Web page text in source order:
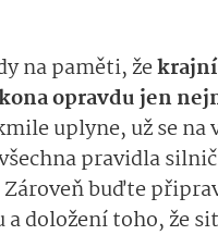
na paměti, že
opravdu jen
uplyne, už se na
pravidla
buďte
a doložení toho, že